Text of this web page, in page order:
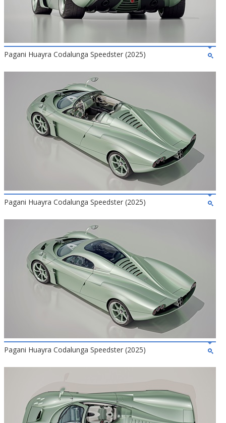
Pagani Huayra Codalunga Speedster (2025)
Pagani Huayra Codalunga Speedster (2025)
Pagani Huayra Codalunga Speedster (2025)